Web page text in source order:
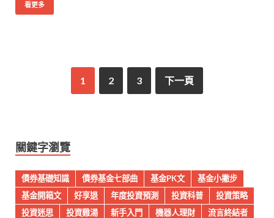
看更多
1 2 3 下一頁
關鍵字瀏覽
債券基礎知識 債券基金七部曲 基金PK文
基金小撇步
基金開箱文
好享退 年度投資預測 投資科普
投資策略
投資迷思
投資雞湯 新手入門 機器人理財
流言終結者